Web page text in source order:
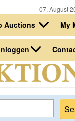
07. August
Auctions My